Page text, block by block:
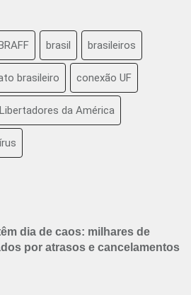
brasil brasileiros
brasileiro conexão UF
da América
dia de caos: milhares de
por atrasos e cancelamentos